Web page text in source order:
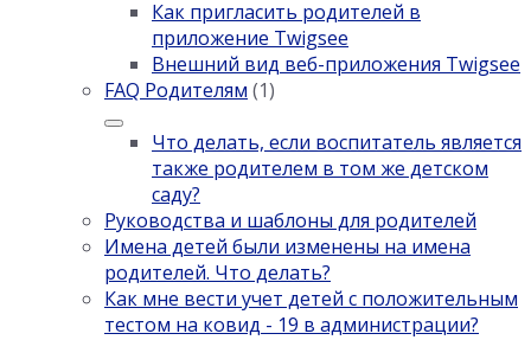
Как пригласить родителей в
приложение Twigsee
Внешний вид веб-приложения Twigsee
FAQ Родителям (1)
Что делать, если воспитатель является
также родителем в том же детском
саду?
Руководства и шаблоны для родителей
Имена детей были изменены на имена
родителей. Что делать?
Как мне вести учет детей с положительным
тестом на ковид - 19 в администрации?